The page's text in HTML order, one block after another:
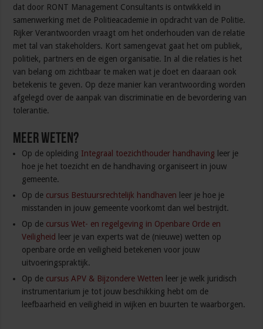
dat door RONT Management Consultants is ontwikkeld in
samenwerking met de Politieacademie in opdracht van de Politie.
Rijker Verantwoorden vraagt om het onderhouden van de relatie
met tal van stakeholders. Kort samengevat gaat het om publiek,
politiek, partners en de eigen organisatie. In al die relaties is het
van belang om zichtbaar te maken wat je doet en daaraan ook
betekenis te geven. Op deze manier kan verantwoording worden
afgelegd over de aanpak van discriminatie en de bevordering van
tolerantie.
Meer weten?
Op de opleiding Integraal toezichthouder handhaving leer je
hoe je het toezicht en de handhaving organiseert in jouw
gemeente.
Op de cursus Bestuursrechtelijk handhaven leer je hoe je
misstanden in jouw gemeente voorkomt dan wel bestrijdt.
Op de cursus Wet- en regelgeving in Openbare Orde en
Veiligheid
leer je van experts wat de (nieuwe) wetten op
openbare orde en veiligheid betekenen voor jouw
uitvoeringspraktijk.
Op de cursus APV & Bijzondere Wetten leer je welk juridisch
instrumentarium je tot jouw beschikking hebt om de
leefbaarheid en veiligheid in wijken en buurten te waarborgen.